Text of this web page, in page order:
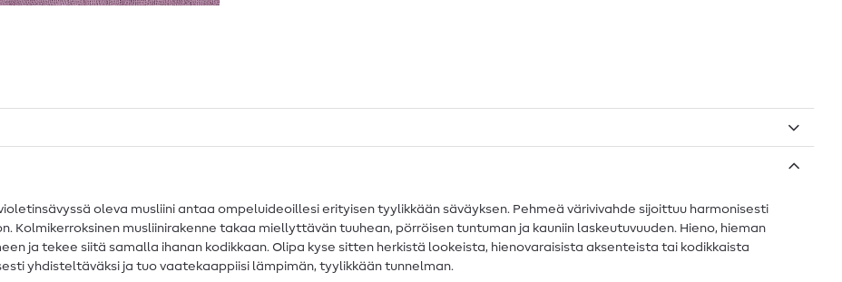
oleva musliini antaa ompeluideoillesi erityisen tyylikkään säväyksen. Pehmeä värivivahde sijoittuu harmonisesti
Kolmikerroksinen musliinirakenne takaa miellyttävän tuuhean, pörröisen tuntuman ja kauniin laskeutuvuuden. Hieno, hieman
ja tekee siitä samalla ihanan kodikkaan. Olipa kyse sitten herkistä lookeista, hienovaraisista aksenteista tai kodikkaista
yhdisteltäväksi ja tuo vaatekaappiisi lämpimän, tyylikkään tunnelman.